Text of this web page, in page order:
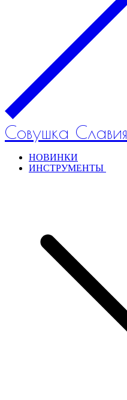
Совушка Славия
НОВИНКИ
ИНСТРУМЕНТЫ